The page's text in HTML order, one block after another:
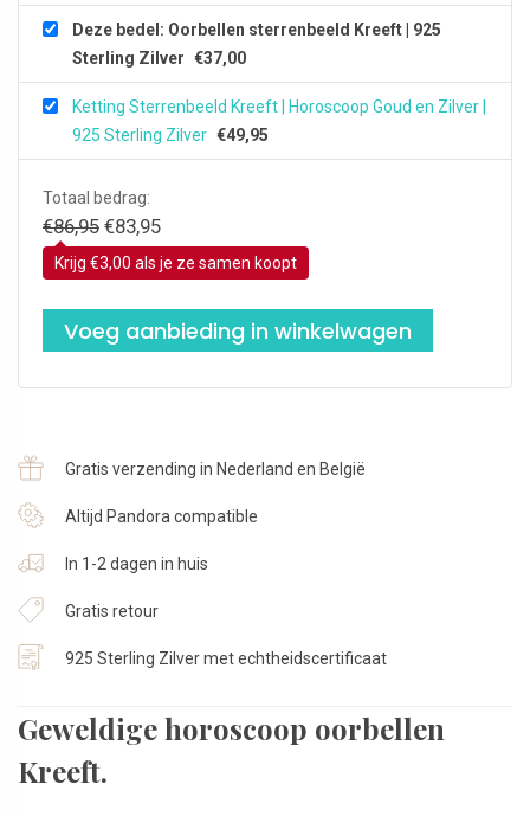
Deze bedel: Oorbellen sterrenbeeld Kreeft | 925
Sterling Zilver €37,00
Ketting Sterrenbeeld Kreeft | Horoscoop Goud en Zilver |
925 Sterling Zilver €49,95
Totaal bedrag:
€86,95 Oorspronkelijke
prijs
was:
€86,95.
€83,95Huidige
prijs
is:
€83,95.
Krijg €3,00 als je ze samen koopt
Voeg aanbieding in winkelwagen
Gratis verzending in Nederland en België
Altijd Pandora compatible
In 1-2 dagen in huis
Gratis retour
925 Sterling Zilver met echtheidscertificaat
Geweldige horoscoop oorbellen
Kreeft.